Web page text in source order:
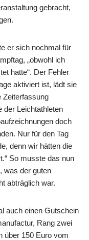
gebracht,
er sich nochmal für
„obwohl ich
hatte“. Der Fehler
aktiviert ist, lädt sie
Zeiterfassung
der Leichtathleten
doch
Nur für den Tag
denn wir hätten die
So musste das nun
was der guten
abträglich war.
auch einen Gutschein
Rang zwei
über 150 Euro vom